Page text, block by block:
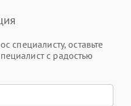
специалисту, оставьте
с радостью